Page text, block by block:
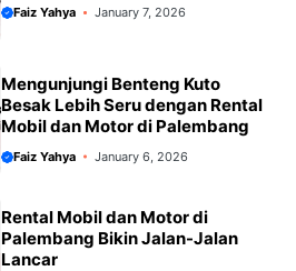
Faiz Yahya January 7, 2026
Mengunjungi Benteng Kuto
Besak Lebih Seru dengan Rental
Mobil dan Motor di Palembang
Faiz Yahya January 6, 2026
Rental Mobil dan Motor di
Palembang Bikin Jalan-Jalan
Lancar